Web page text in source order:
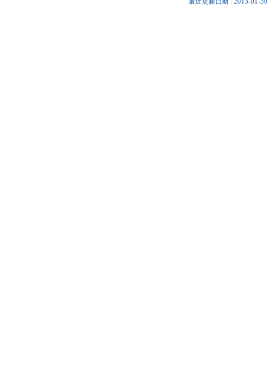
最近更新日期 : 2013-01-30